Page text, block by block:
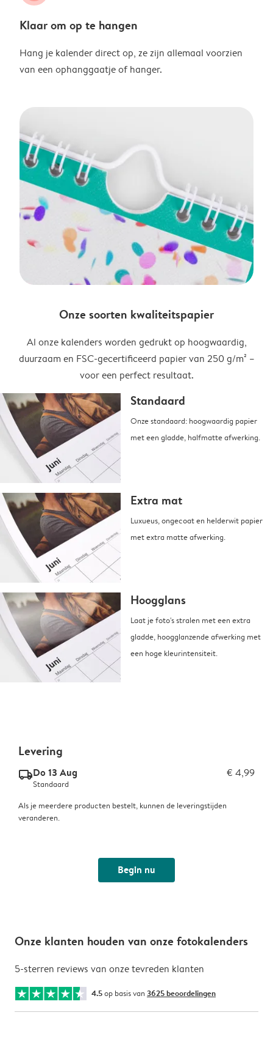
Klaar om op te hangen
Hang je kalender direct op, ze zijn allemaal voorzien
van een ophanggaatje of hanger.
Onze soorten kwaliteitspapier
Al onze kalenders worden gedrukt op hoogwaardig,
duurzaam en FSC-gecertificeerd papier van 250 g/m² –
voor een perfect resultaat.
Standaard
Onze standaard: hoogwaardig papier
met een gladde, halfmatte afwerking.
Extra mat
Luxueus, ongecoat en helderwit papier
met extra matte afwerking.
Hoogglans
Laat je foto's stralen met een extra
gladde, hoogglanzende afwerking met
een hoge kleurintensiteit.
Levering
delivery_standard_v2Do 13 Aug € 4,99
Standaard
Als je meerdere producten bestelt, kunnen de leveringstijden
veranderen.
Begin nu
Onze klanten houden van onze fotokalenders
5-sterren reviews van onze tevreden klanten
4.5op basis van 3625 beoordelingen